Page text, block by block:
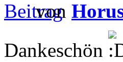
von
Dankeschön